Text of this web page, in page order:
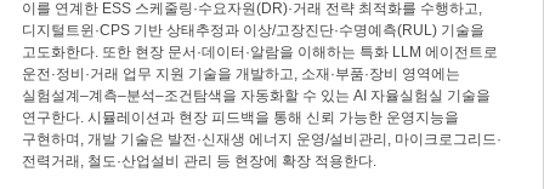
이를 연계한 ESS 스케줄링·수요자원(DR)·거래 전략 최적화를 수행하고,
디지털트윈·CPS 기반 상태추정과 이상/고장진단·수명예측(RUL) 기술을
고도화한다. 또한 현장 문서·데이터·알람을 이해하는 특화 LLM 에이전트로
운전·정비·거래 업무 지원 기술을 개발하고, 소재·부품·장비 영역에는
실험설계–계측–분석–조건탐색을 자동화할 수 있는 AI 자율실험실 기술을
연구한다. 시뮬레이션과 현장 피드백을 통해 신뢰 가능한 운영지능을
구현하며, 개발 기술은 발전·신재생 에너지 운영/설비관리, 마이크로그리드·
전력거래, 철도·산업설비 관리 등 현장에 확장 적용한다.